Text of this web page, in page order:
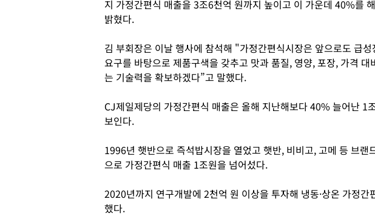
지 가정간편식 매출을 3조6천억 원까지 높이고 이 가운데 40%를
밝혔다.
김 부회장은 이날 행사에 참석해 "가정간편식시장은 앞으로도 급
요구를 바탕으로 제품구색을 갖추고 맛과 품질, 영양, 포장, 가격 대
는 기술력을 확보하겠다”고 말했다.
CJ제일제당의 가정간편식 매출은 올해 지난해보다 40% 늘어난 1
보인다.
1996년 햇반으로 즉석밥시장을 열었고 햇반, 비비고, 고메 등 브랜
으로 가정간편식 매출 1조원을 넘어섰다.
2020년까지 연구개발에 2천억 원 이상을 투자해 냉동·상온 가정간
했다.